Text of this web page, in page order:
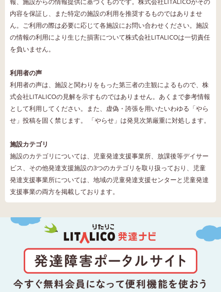
内容を保証し、また特定の施設の利用を推奨するものではありませ
ん。ご利用の際は必要に応じて各施設にお問い合わせください。施設
の情報の利用により生じた損害について株式会社LITALICOは一切責任
を負いません。
利用者の声
利用者の声は、施設と関わりをもった第三者の主観によるもので、株
式会社LITALICOの見解を示すものではありません。あくまで参考情報
として利用してください。また、虚偽・誇張を用いたいわゆる「やら
せ」投稿を固く禁じます。 「やらせ」は発見次第厳重に対処します。
施設カテゴリ
施設のカテゴリについては、児童発達支援事業所、放課後等デイサー
ビス、その他発達支援施設の3つのカテゴリを取り扱っており、児童
発達支援事業所については、地域の児童発達支援センターと児童発達
支援事業の両方を掲載しております。